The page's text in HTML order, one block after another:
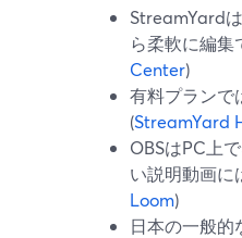
StreamYard
ら柔軟に編集
Center)
有料プランで
(StreamYard
OBSはPC上
い説明動画に
Loom)
日本の一般